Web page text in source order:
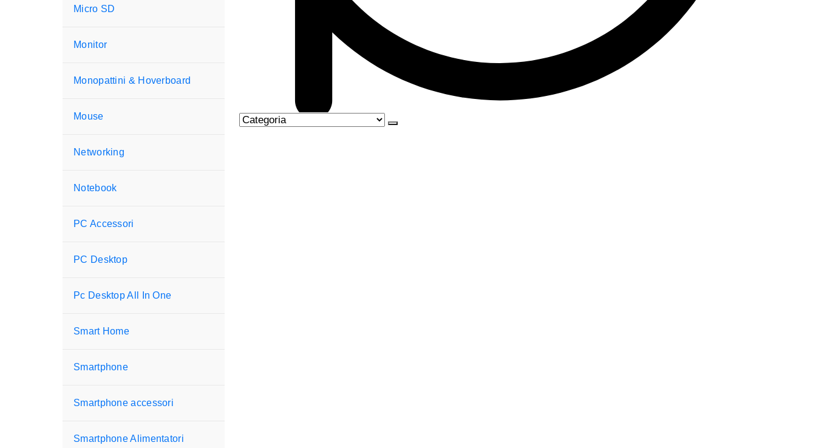
Micro SD
Monitor
Monopattini & Hoverboard
Mouse
Networking
Notebook
PC Accessori
PC Desktop
Pc Desktop All In One
Smart Home
Smartphone
Smartphone accessori
Smartphone Alimentatori